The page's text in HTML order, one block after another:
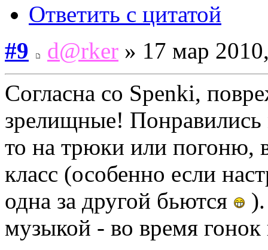
Ответить с цитатой
#9
d@rker » 17 мар
Согласна со Spenki,
зрелищные! Понравились
то на трюки или погоню,
класс (особенно если
одна за другой бьются
музыкой - во время гонок